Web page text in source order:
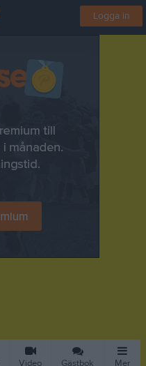
Logga in
Video Gästbok Mer